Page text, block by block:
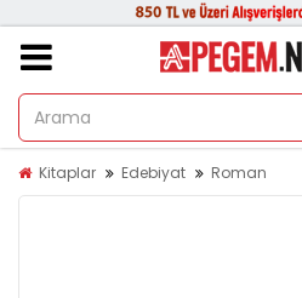
Kitaplar Edebiyat Roman